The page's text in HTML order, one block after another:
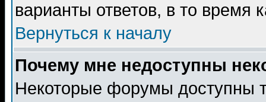
варианты ответов, в то время
Вернуться к началу
Почему мне недоступны
Некоторые форумы доступны